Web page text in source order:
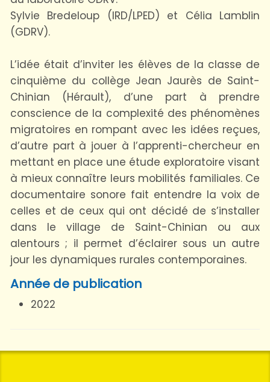
Sylvie Bredeloup (IRD/LPED) et Célia Lamblin
(GDRV).
L’idée était d’inviter les élèves de la classe de
cinquième du collège Jean Jaurès de Saint-
Chinian (Hérault), d’une part à prendre
conscience de la complexité des phénomènes
migratoires en rompant avec les idées reçues,
d’autre part à jouer à l’apprenti-chercheur en
mettant en place une étude exploratoire visant
à mieux connaître leurs mobilités familiales. Ce
documentaire sonore fait entendre la voix de
celles et de ceux qui ont décidé de s’installer
dans le village de Saint-Chinian ou aux
alentours ; il permet d’éclairer sous un autre
jour les dynamiques rurales contemporaines.
Année de publication
2022